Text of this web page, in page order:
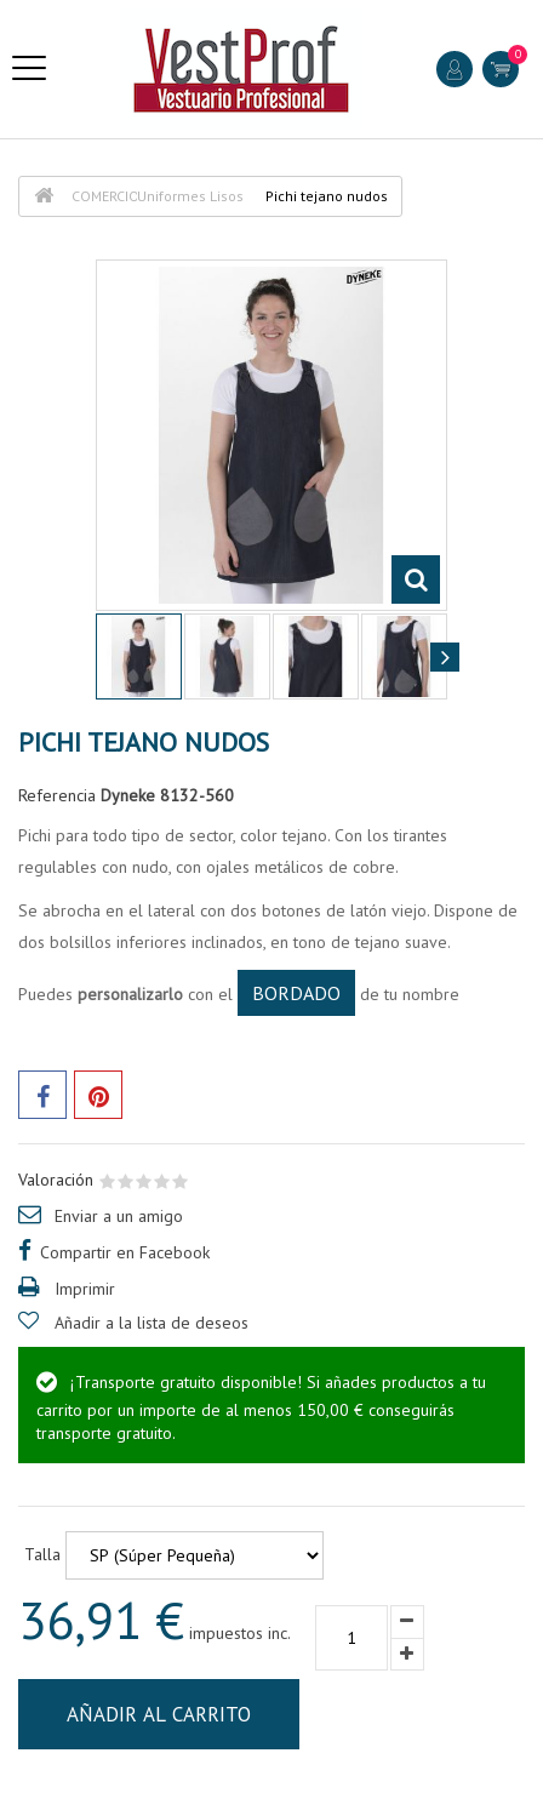
0
COMERCIOUniformes Lisos Pichi tejano nudos
PICHI TEJANO NUDOS
Referencia Dyneke 8132-560
Pichi para todo tipo de sector, color tejano. Con los tirantes
regulables con nudo, con ojales metálicos de cobre.
Se abrocha en el lateral con dos botones de latón viejo. Dispone de
dos bolsillos inferiores inclinados, en tono de tejano suave.
Puedes personalizarlo con el BORDADO de tu nombre
Valoración
Enviar a un amigo
Compartir en Facebook
Imprimir
Añadir a la lista de deseos
¡Transporte gratuito disponible! Si añades productos a tu
carrito por un importe de al menos 150,00 € conseguirás
transporte gratuito.
Talla
36,91 € impuestos inc.
AÑADIR AL CARRITO